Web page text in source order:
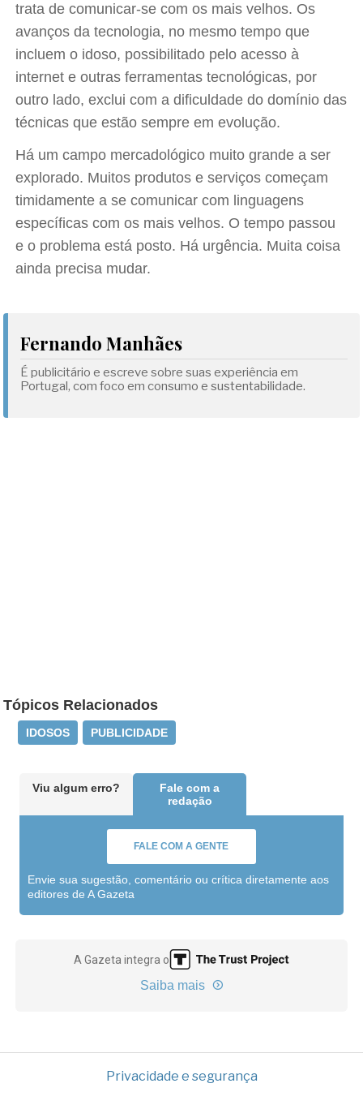
trata de comunicar-se com os mais velhos. Os
avanços da tecnologia, no mesmo tempo que
incluem o idoso, possibilitado pelo acesso à
internet e outras ferramentas tecnológicas, por
outro lado, exclui com a dificuldade do domínio das
técnicas que estão sempre em evolução.
Há um campo mercadológico muito grande a ser
explorado. Muitos produtos e serviços começam
timidamente a se comunicar com linguagens
específicas com os mais velhos. O tempo passou
e o problema está posto. Há urgência. Muita coisa
ainda precisa mudar.
Fernando Manhães
É publicitário e escreve sobre suas experiência em
Portugal, com foco em consumo e sustentabilidade.
Tópicos Relacionados
IDOSOS PUBLICIDADE
Viu algum erro?
Fale com a
redação
FALE COM A GENTE
Envie sua sugestão, comentário ou crítica diretamente aos
editores de A Gazeta
A Gazeta integra o
Saiba mais
Privacidade e segurança